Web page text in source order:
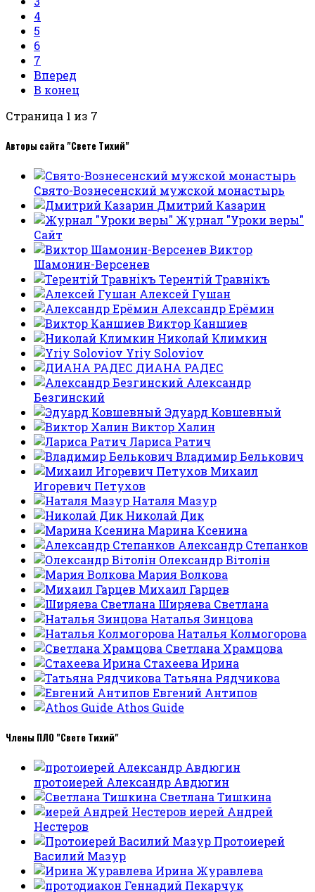
4
5
6
7
Вперед
В конец
Страница 1 из 7
Авторы сайта "Свете Тихий"
Свято-Вознесенский мужской монастырь
Дмитрий Казарин
Журнал "Уроки веры"
Сайт
Виктор
Шамонин-Версенев
Терентiй Травнiкъ
Алексей Гушан
Александр Ерёмин
Виктор Каншиев
Николай Климкин
Yriy Soloviov
ДИАНА РАДЕС
Александр
Безгинский
Эдуард Ковшевный
Виктор Халин
Лариса Ратич
Владимир Белькович
Михаил
Игоревич Петухов
Наталя Мазур
Николай Дик
Марина Ксенина
Александр Степанков
Олександр Вітолін
Мария Волкова
Михаил Гарцев
Ширяева Светлана
Наталья Зинцова
Наталья Колмогорова
Светлана Храмцова
Стахеева Ирина
Татьяна Рядчикова
Евгений Антипов
Athos Guide
Члены ПЛО "Свете Тихий"
протоиерей Александр Авдюгин
Светлана Тишкина
иерей Андрей
Нестеров
Протоиерей
Василий Мазур
Ирина Журавлева